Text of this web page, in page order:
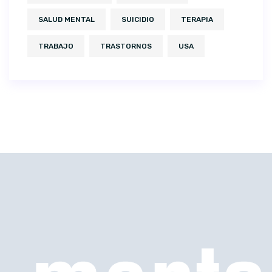
SALUD MENTAL SUICIDIO TERAPIA
TRABAJO TRASTORNOS USA